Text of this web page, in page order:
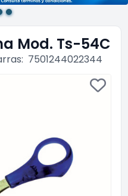
Mod. Ts-54C
7501244022344